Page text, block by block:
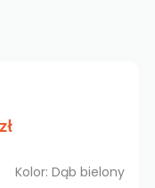
Kolor: Dąb bielony